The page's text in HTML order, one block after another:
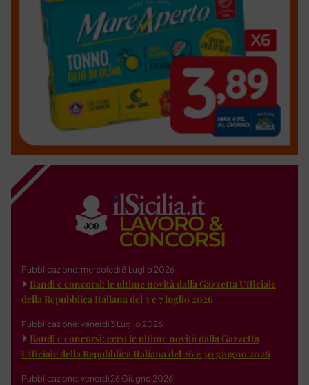
Pubblicazione: mercoledì 8 Luglio 2026
Bandi e concorsi: le ultime novità dalla Gazzetta Ufficiale
della Repubblica Italiana del 3 e 7 luglio 2026
Pubblicazione: venerdì 3 Luglio 2026
Bandi e concorsi: ecco le ultime novità dalla Gazzetta
Ufficiale della Repubblica Italiana del 26 e 30 giugno 2026
Pubblicazione: venerdì 26 Giugno 2026